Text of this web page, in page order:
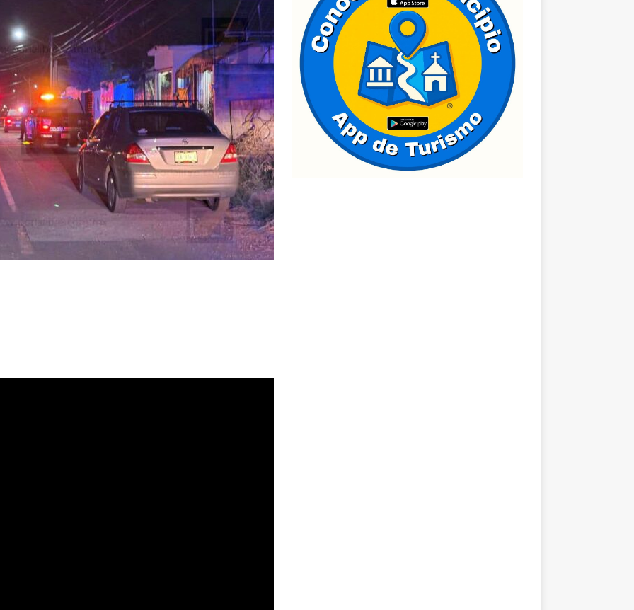
Bonilla cumple: inaugura el Paso Superior de Fuerza Aérea y
y Calvo opera con 21 policías municipales; corporación
más
ESTATAL
a hombre sin vida en estacionamiento de paquetería;
ESTATAL